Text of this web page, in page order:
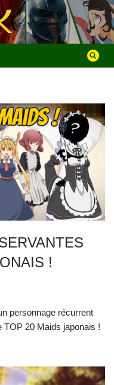
!
personnage récurrent
TOP 20 Maids japonais !